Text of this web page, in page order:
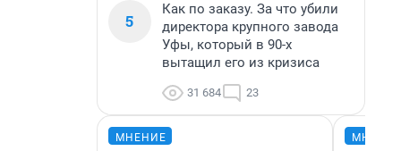
5
Как по заказу. За что убили
директора крупного завода
Уфы, который в 90-х
вытащил его из кризиса
31 684 23
МНЕНИЕ